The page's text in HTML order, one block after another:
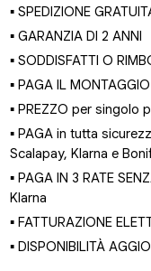
▪ SPEDIZIONE
▪ GARANZIA DI 2 ANNI
▪ SODDISFATTI O
▪ PAGA IL
▪ PREZZO per singolo
▪ PAGA in tutta
Scalapay, Klarna e
▪ PAGA IN 3 RATE
Klarna
▪ FATTURAZIONE
▪ DISPONIBILITÀ